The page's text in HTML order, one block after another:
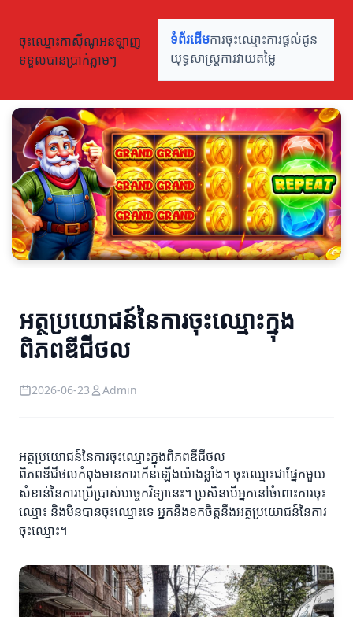
ចុះឈ្មោះកាស៊ីណូអនឡាញ
ទទួលបានប្រាក់ភ្លាមៗ
ទំព័រដើមការចុះឈ្មោះការផ្តល់ជូន
យុទ្ធសាស្ត្រការវាយតម្លៃ
អត្ថប្រយោជន៍នៃការចុះឈ្មោះក្នុង
ពិភពឌីជីថល
2026-06-23 Admin
អត្ថប្រយោជន៍នៃការចុះឈ្មោះក្នុងពិភពឌីជីថល
ពិភពឌីជីថលកំពុងមានការកើនឡើងយ៉ាងខ្លាំង។ ចុះឈ្មោះជាផ្នែកមួយ
សំខាន់នៃការប្រើប្រាស់បច្ចេកវិទ្យានេះ។ ប្រសិនបើអ្នកនៅចំពោះការចុះ
ឈ្មោះ និងមិនបានចុះឈ្មោះទេ អ្នកនឹងខកចិត្តនឹងអត្ថប្រយោជន៍នៃការ
ចុះឈ្មោះ។